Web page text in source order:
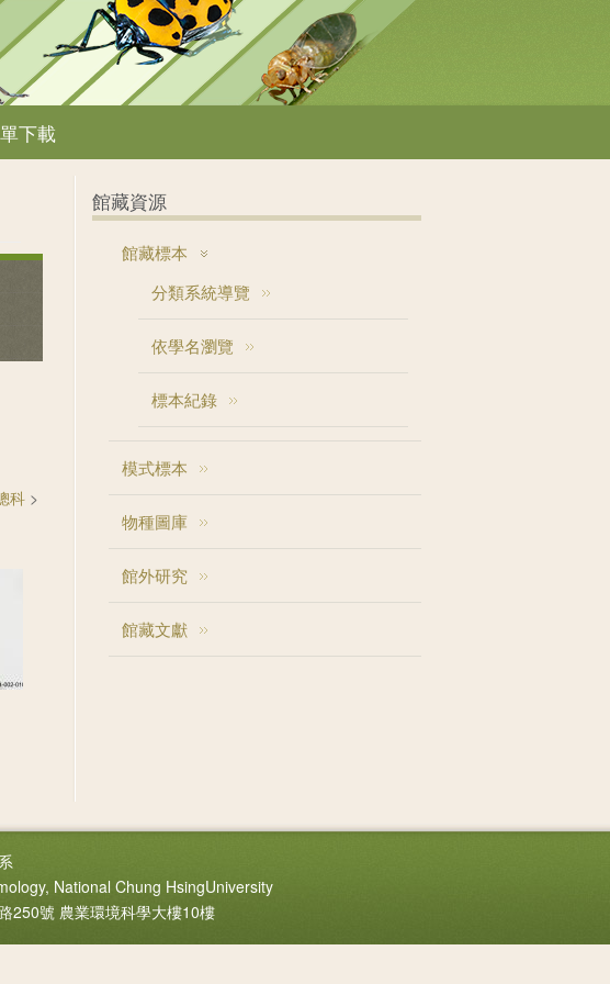
下載
科 >
館藏資源
館藏標本
分類系統導覽
依學名瀏覽
標本紀錄
模式標本
物種圖庫
館外研究
館藏文獻
National Chung HsingUniversity
250號 農業環境科學大樓10樓